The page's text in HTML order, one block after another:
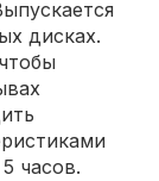
дисках.
часов.